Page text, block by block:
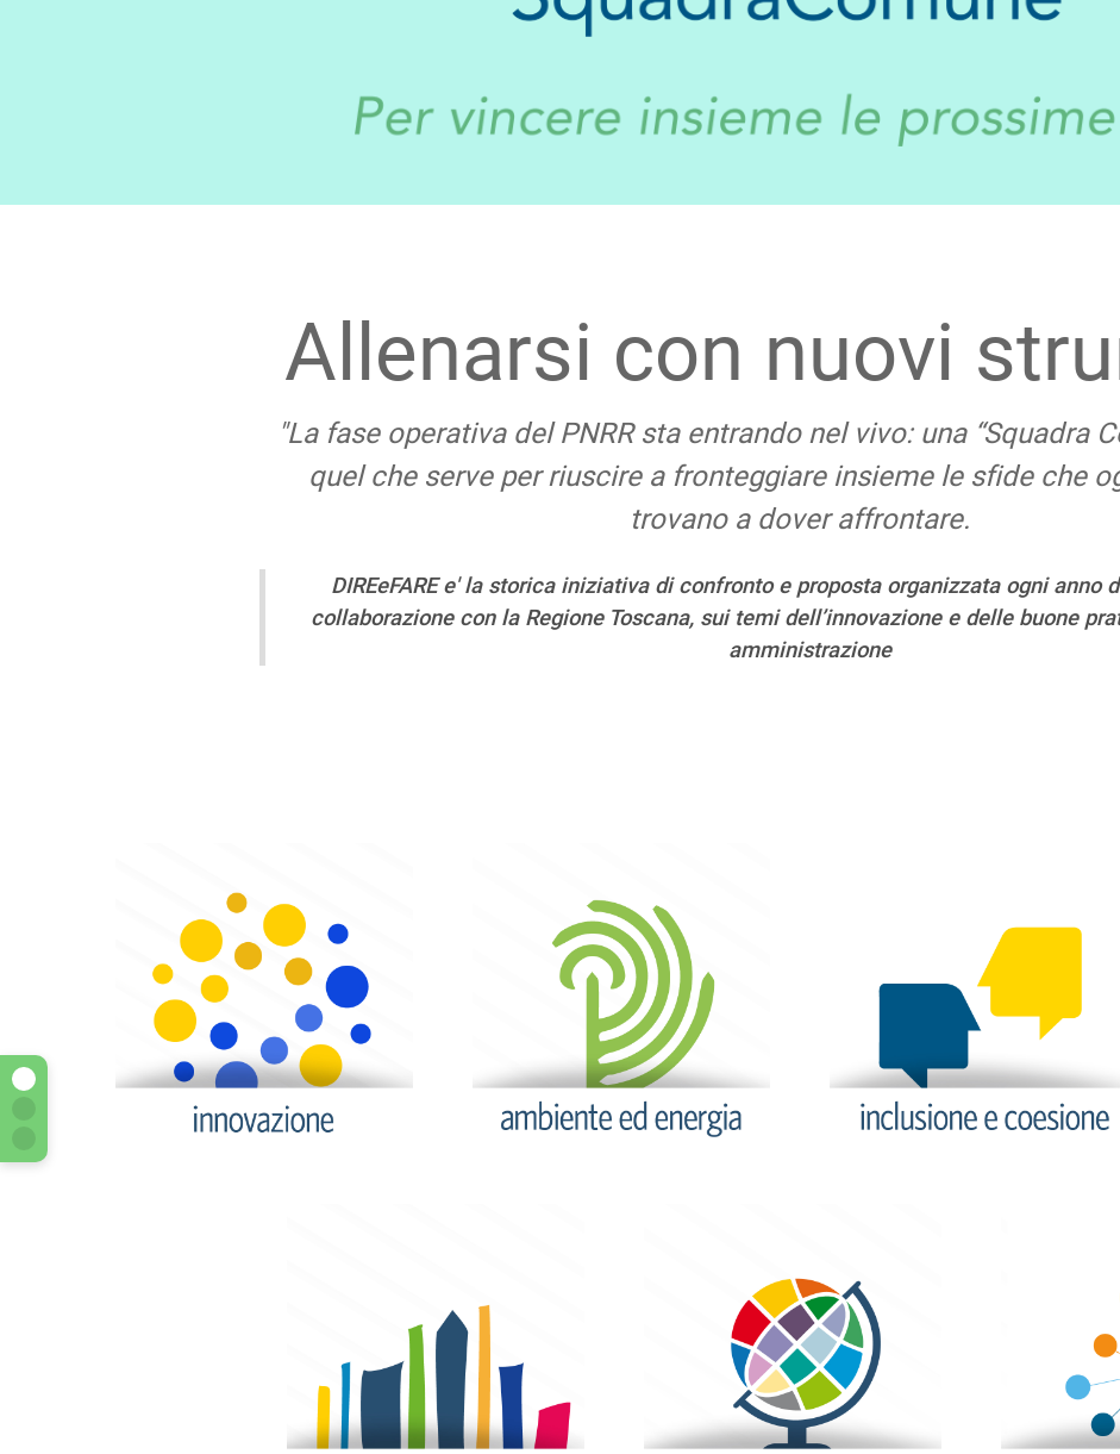
Allenarsi con nuovi
"La fase operativa del PNRR sta entrando nel vivo: una “Squadra
quel che serve per riuscire a fronteggiare insieme le sfide che
trovano a dover affrontare.
DIREeFARE e' la storica iniziativa di confronto e proposta organizzata ogni anno
collaborazione con la Regione Toscana, sui temi dell’innovazione e delle buone
amministrazione